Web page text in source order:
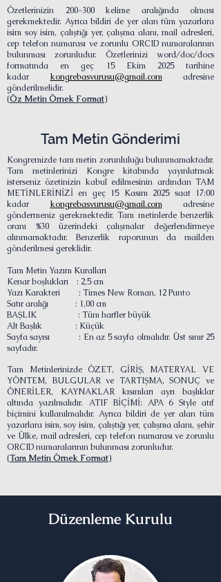
Özetlerinizin 200-300 kelime aralığında olması
gerekmektedir. Ayrıca bildiri de yer alan tüm yazarlara
isim soy isim, çalıştığı yer, çalışma alanı, mail adresleri,
cep telefon numarası ve zorunlu ORCID numaralarının
bulunması zorunludur. Özetlerinizi word/doc/docs
formatında en geç 15 Ekim 2025 tarihine
kadar kongrebasvurusu@gmail.comadresine
gönderilmelidir.
(Öz Metin Örnek Format)
Tam Metin Gönderimi
Kongremizde tam metin zorunluluğu bulunmamaktadır.
Tam metinlerinizi Kongre kitabında yayınlatmak
isterseniz özetinizin kabul edilmesinin ardından TAM
METİNLERİNİZİ en geç 15 Kasım 2025 saat 17:00
kadar kongrebasvurusu@gmail.com
adresine
göndermeniz gerekmektedir. Tam metinlerde benzerlik
oranı %30 üzerindeki çalışmalar değerlendirmeye
alınmamaktadır. Benzerlik raporunun da mailden
gönderilmesi gereklidir.
Tam Metin Yazım Kuralları
Kenar boşlukları : 2,5 cm
Yazı Karakteri : Times New Roman, 12 Punto
Satır aralığı : 1,00 cm
BAŞLIK : Tüm harfler büyük
Alt Başlık : Küçük
Sayfa sayısı : En az 5 sayfa olmalıdır. Üst sınır 25
sayfadır.
Tam Metinlerinizde ÖZET, GİRİŞ, MATERYAL VE
YÖNTEM, BULGULAR ve TARTIŞMA, SONUÇ ve
ÖNERİLER, KAYNAKLAR kısımları ayrı başlıklar
altında yazılmalıdır. ATIF BİÇİMİ: APA 6 Style atıf
biçimini kullanılmalıdır. Ayrıca bildiri de yer alan tüm
yazarlara isim, soy isim, çalıştığı yer, çalışma alanı, şehir
ve Ülke, mail adresleri, cep telefon numarası ve zorunlu
ORCID numaralarının bulunması zorunludur.
(Tam Metin Örnek Format)
Düzenleme Kurulu